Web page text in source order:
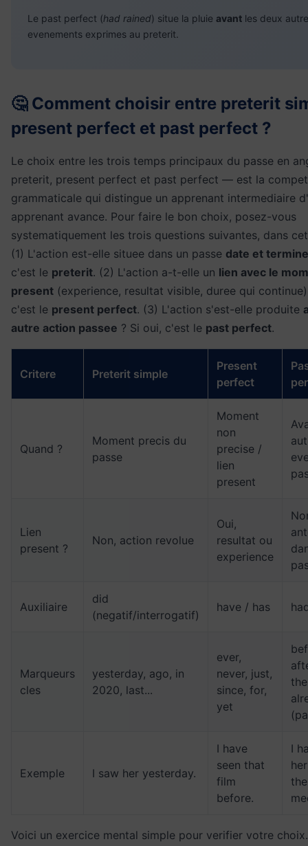
Le past perfect (had rained) situe la pluie avant les deux
evenements exprimes au preterit.
🤔 Comment choisir entre preterit
present perfect et past perfect ?
Le choix entre les trois temps principaux du passe en
preterit, present perfect et past perfect — est la
grammaticale qui distingue un apprenant intermediaire
apprenant avance. Pour faire le bon choix, posez-vous
systematiquement les trois questions suivantes, dans
(1) L'action est-elle situee dans un passe date et termine
c'est le preterit. (2) L'action a-t-elle un lien avec le
present (experience, resultat visible, duree qui
c'est le present perfect. (3) L'action s'est-elle produite
autre action passee ? Si oui, c'est le past perfect.
Critere Preterit simple
Present
perfect
Quand ?
Moment precis du
passe
Moment
non
precise /
lien
present
Lien
present ?
Non, action revolue
Oui,
resultat ou
experience
Auxiliaire
did
(negatif/interrogatif)
have / has
Marqueurs
cles
yesterday, ago, in
2020, last...
ever,
never, just,
since, for,
yet
Exemple I saw her yesterday.
I have
seen that
film
before.
I
the
Voici un exercice mental simple pour verifier votre